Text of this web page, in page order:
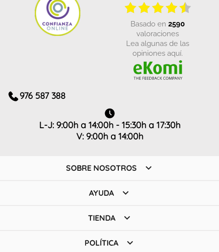
basado en 2590
valoraciones
Lea algunas de las
opiniones aquí.
976 587 388
L-J: 9:00h a 14:00h - 15:30h a 17:30h
V: 9:00h a 14:00h
SOBRE NOSOTROS 
AYUDA 
TIENDA 
POLÍTICA 